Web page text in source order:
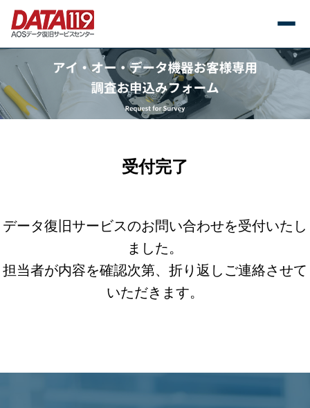
受付完了
データ復旧サービスのお問い合わせを受付いたし
ました。
担当者が内容を確認次第、折り返しご連絡させて
いただきます。